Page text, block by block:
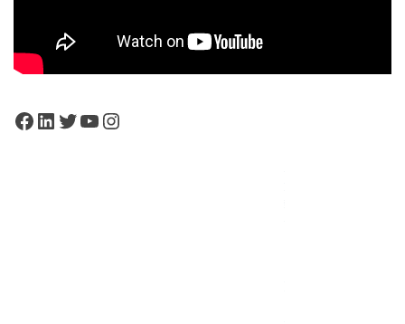
Facebook
LinkedIn
Twitter
YouTube
Instagram